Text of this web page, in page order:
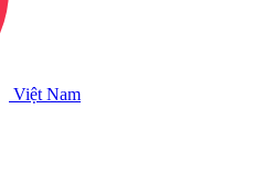
Việt Nam